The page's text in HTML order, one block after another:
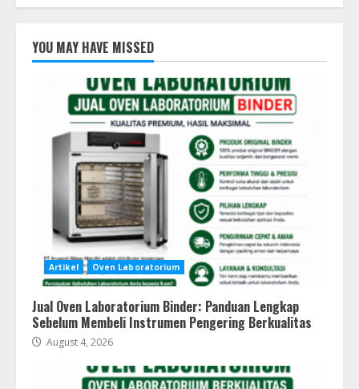
YOU MAY HAVE MISSED
Artikel Oven Laboratorium
Jual Oven Laboratorium Binder: Panduan Lengkap
Sebelum Membeli Instrumen Pengering Berkualitas
August 4, 2026